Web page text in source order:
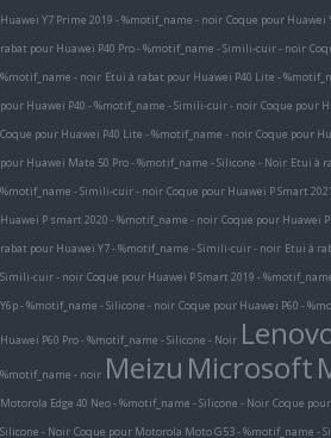
Huawei Y7 Prime 2019 - %motif_name - noir Coque pour Huawei
rabat pour Huawei P40 Pro - %motif_name - Simili-cuir - noir
%motif_name - noir Etui à rabat pour Huawei P40 Lite -
pour Huawei P40 - %motif_name - Simili-cuir - noir Coque pour
Coque pour Huawei P40 Lite - %motif_name - noir Coque pour
pour Huawei Mate 50 Pro - %motif_name - Silicone - Noir Etui à
%motif_name - Simili-cuir - noir Coque pour Huawei P Smart
Huawei P smart 2020 - %motif_name - noir Coque pour Huawei
rabat pour Huawei Y7 - %motif_name - Simili-cuir - noir Etui à
Simili-cuir - noir Coque pour Huawei P Smart 2019 -
Y6p - %motif_name - Silicone - noir Coque pour Huawei P60 -
Huawei P60 Pro - %motif_name - Silicone - Noir
%motif_name - noir Meizu Microsoft
Motorola Edge 40 Neo - %motif_name - Silicone - Noir Coque
Silicone - Noir Coque pour Motorola Moto G53 - %motif_name -